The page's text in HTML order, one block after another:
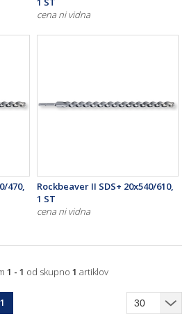
cena ni vidna
470,
Rockbeaver II SDS+ 20x540/610,
1 ST
cena ni vidna
1 - 1 od skupno 1 artiklov
1